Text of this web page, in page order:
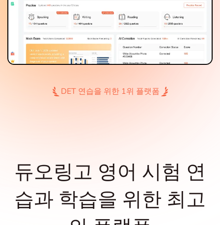
DET 연습을 위한 1위 플랫폼
듀오링고 영어 시험 연
습과 학습을 위한 최고